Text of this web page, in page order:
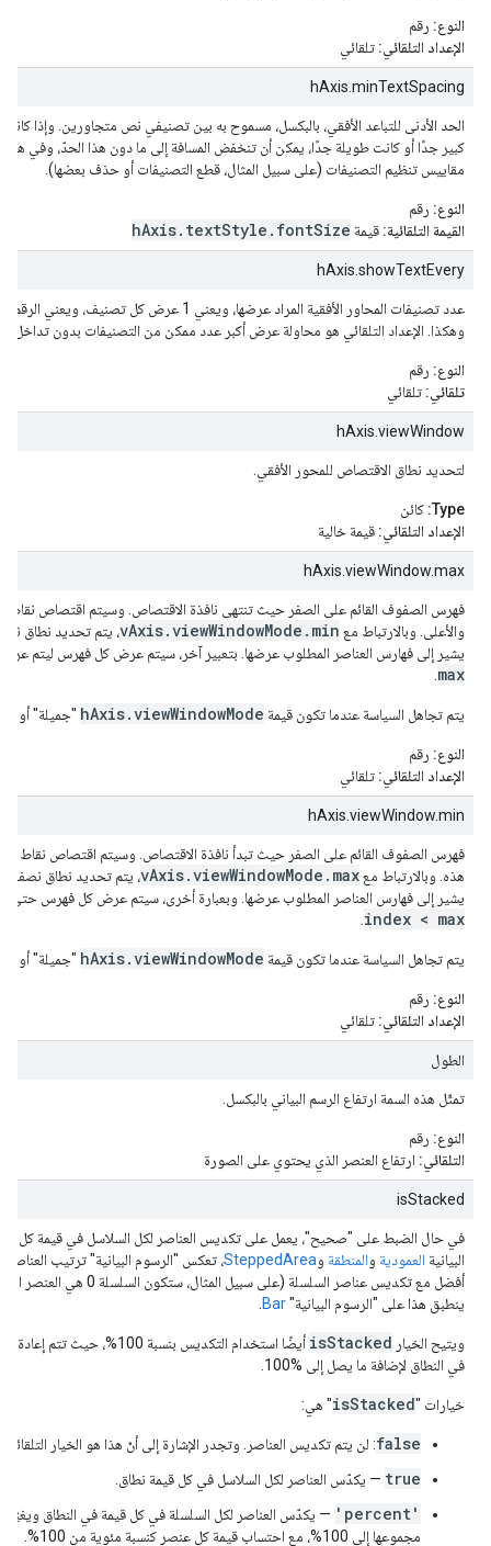
النوع: رقم
الإعداد التلقائي: تلقائي
hAxis.minTextSpacing
الحد الأدنى للتباعد الأفقي، بالبكسل، مسموح به بين تصنيفي نص متجاورين. وإذا
كبير جدًا أو كانت طويلة جدًا، يمكن أن تنخفض المسافة إلى ما دون هذا الحدّ، وفي هذه
مقاييس تنظيم التصنيفات (على سبيل المثال، قطع التصنيفات أو حذف بعضها).
النوع: رقم
القيمة التلقائية: قيمة hAxis.textStyle.fontSize
hAxis.showTextEvery
وهكذا. الإعداد التلقائي هو محاولة عرض أكبر عدد ممكن من التصنيفات بدون تداخل.
النوع: رقم
تلقائي: تلقائي
hAxis.viewWindow
لتحديد نطاق الاقتصاص للمحور الأفقي.
Type: كائن
الإعداد التلقائي: قيمة خالية
hAxis.viewWindow.max
فهرس الصفوف القائم على الصفر حيث تنتهي نافذة الاقتصاص. وسيتم اقتصاص نقاط
والأعلى. وبالارتباط مع vAxis.viewWindowMode.min
يشير إلى فهارس العناصر المطلوب عرضها. بتعبير آخر، سيتم عرض كل فهرس ليتم
max
يتم تجاهل السياسة عندما تكون قيمة hAxis.viewWindowMode "جميلة" أو
النوع: رقم
الإعداد التلقائي: تلقائي
hAxis.viewWindow.min
فهرس الصفوف القائم على الصفر حيث تبدأ نافذة الاقتصاص. وسيتم اقتصاص نقاط
هذه. وبالارتباط معvAxis.viewWindowMode.max
يشير إلى فهارس العناصر المطلوب عرضها. وبعبارة أخرى، سيتم عرض كل فهرس
index < max
يتم تجاهل السياسة عندما تكون قيمة hAxis.viewWindowMode "جميلة" أو
النوع: رقم
الإعداد التلقائي: تلقائي
الطول
تمثّل هذه السمة ارتفاع الرسم البياني بالبكسل.
النوع: رقم
التلقائي: ارتفاع العنصر الذي يحتوي على الصورة
isStacked
في حال الضبط على "صحيح"، يعمل على تكديس العناصر لكل السلاسل في قيمة كل
البيانية العمودية والمنطقة وSteppedArea، تعكس "الرسوم البيانية" ترتيب
أفضل مع تكديس عناصر السلسلة (على
ينطبق هذا على "الرسوم البيانية"Bar
ويتيح الخيار isStacked
أيضًا استخدام التكديس بنسبة
في النطاق لإضافة ما يصل إلى %100.
خيارات "isStacked" هي:
false: لن يتم تكديس العناصر. وتجدر الإشارة إلى أنّ هذا هو الخيار التلقائي.
true — يكدّس العناصر لكل السلاسل في كل قيمة نطاق.
'percent' — يكدّس العناصر لكل السلسلة في كل قيمة في النطاق
مجموعها إلى 100%، مع احتساب قيمة كل عنصر كنسبة مئوية من 100%.